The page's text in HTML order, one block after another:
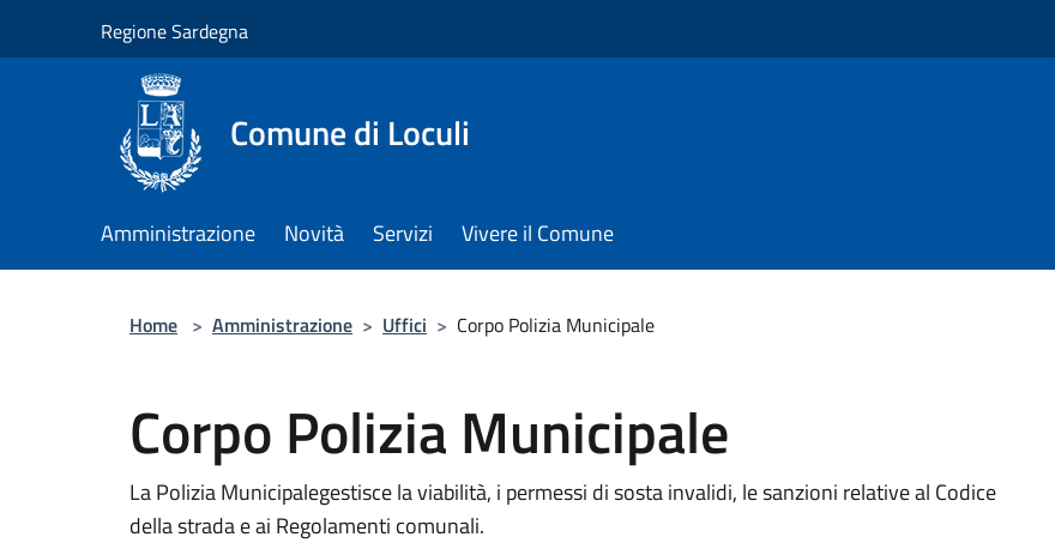
Regione Sardegna
Comune di Loculi
Amministrazione Novità Servizi Vivere il Comune
Home > Amministrazione > Uffici > Corpo Polizia Municipale
Corpo Polizia Municipale
La Polizia Municipalegestisce la viabilità, i permessi di sosta invalidi, le sanzioni relative al Codice
della strada e ai Regolamenti comunali.